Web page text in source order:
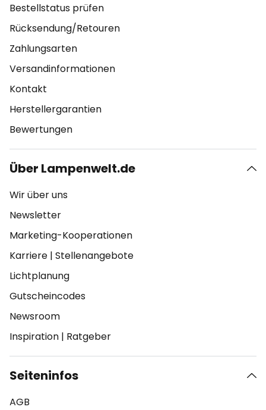
Bestellstatus prüfen
Rücksendung/Retouren
Zahlungsarten
Versandinformationen
Kontakt
Herstellergarantien
Bewertungen
Über Lampenwelt.de
Wir über uns
Newsletter
Marketing-Kooperationen
Karriere | Stellenangebote
Lichtplanung
Gutscheincodes
Newsroom
Inspiration | Ratgeber
Seiteninfos
AGB